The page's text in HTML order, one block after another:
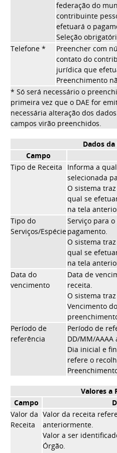
federação do
contribuinte
efetuará o
Seleção
Telefone *
Preencher com
contato do
jurídica que
Preenchimento
* Só será necessário o
primeira vez que o DAE for
necessária alteração dos
campos virão preenchidos.
Dados
Campo
Tipo de Receita
Informa a
selecionada
O sistema
qual se
na tela
Tipo do
Serviços/Espécie
Serviço para
pagamento.
O sistema
qual se
na tela
Data do
vencimento
Data de
receita.
O sistema
Vencimento
Período de
referência
Período de
DD/MM/AAAA
Dia inicial e
refere o
Valores a
Campo
Valor da
Receita
Valor da receita
anteriormente.
Valor a ser
Órgão.